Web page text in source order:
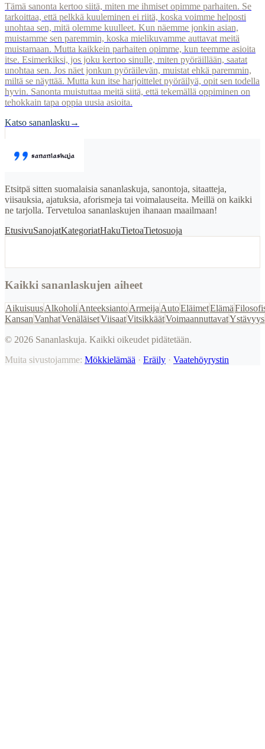
Tämä sanonta kertoo siitä, miten me ihmiset opimme parhaiten. Se
tarkoittaa, että pelkkä kuuleminen ei riitä, koska voimme helposti
unohtaa sen, mitä olemme kuulleet. Kun näemme jonkin asian,
muistamme sen paremmin, koska mielikuvamme auttavat meitä
muistamaan. Mutta kaikkein parhaiten opimme, kun teemme asioita
itse. Esimerkiksi, jos joku kertoo sinulle, miten pyöräillään, saatat
unohtaa sen. Jos näet jonkun pyöräilevän, muistat ehkä paremmin,
miltä se näyttää. Mutta kun itse harjoittelet pyöräilyä, opit sen todella
hyvin. Sanonta muistuttaa meitä siitä, että tekemällä oppiminen on
tehokkain tapa oppia uusia asioita.
Katso sananlasku →
Etsitpä sitten suomalaisia sananlaskuja, sanontoja, sitaatteja,
viisauksia, ajatuksia, aforismeja tai voimalauseita. Meillä on kaikki
ne tarjolla. Tervetuloa sananlaskujen ihanaan maailmaan!
EtusivuSanojatKategoriatHakuTietoaTietosuoja
Kaikki sananlaskujen aiheet
AikuisuusAlkoholi AnteeksiantoArmeija AutoEläimetElämä
KansanVanhatVenäläisetViisaatVitsikkäätVoimaannuttavatYstävyys
© 2026 Sananlaskuja. Kaikki oikeudet pidätetään.
Muita sivustojamme: Mökkielämää · Eräily · Vaatehöyrystin